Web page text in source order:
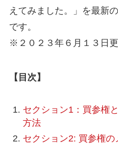
えてみました。」を最新
です。
※２０２３年６月１３日
【目次】
セクション1：買参権
方法
セクション2: 買参権の